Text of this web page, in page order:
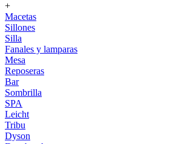
+
Macetas
Sillones
Silla
Fanales y lamparas
Mesa
Reposeras
Bar
Sombrilla
SPA
Leicht
Tribu
Dyson